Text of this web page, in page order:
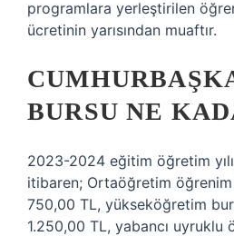
programlara yerleştirilen
ücretinin yarısından muaftır.
BURSU NE
2023-2024 eğitim öğretim
itibaren; Ortaöğretim öğrenim
750,00 TL, yükseköğretim
1.250,00 TL, yabancı uyruklu